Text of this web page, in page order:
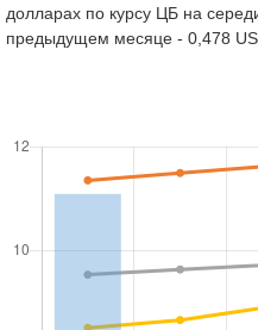
долларах по курсу ЦБ на
предыдущем месяце - 0,478